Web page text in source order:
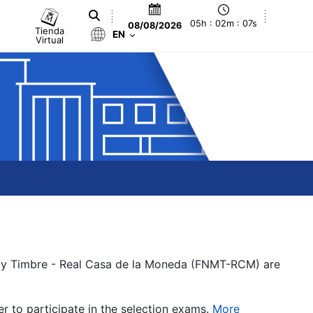
Tienda
Virtual
08/08/2026 05h : 02m : 08s
EN
- Real Casa de la Moneda (FNMT-RCM) are
to participate in the selection exams. More